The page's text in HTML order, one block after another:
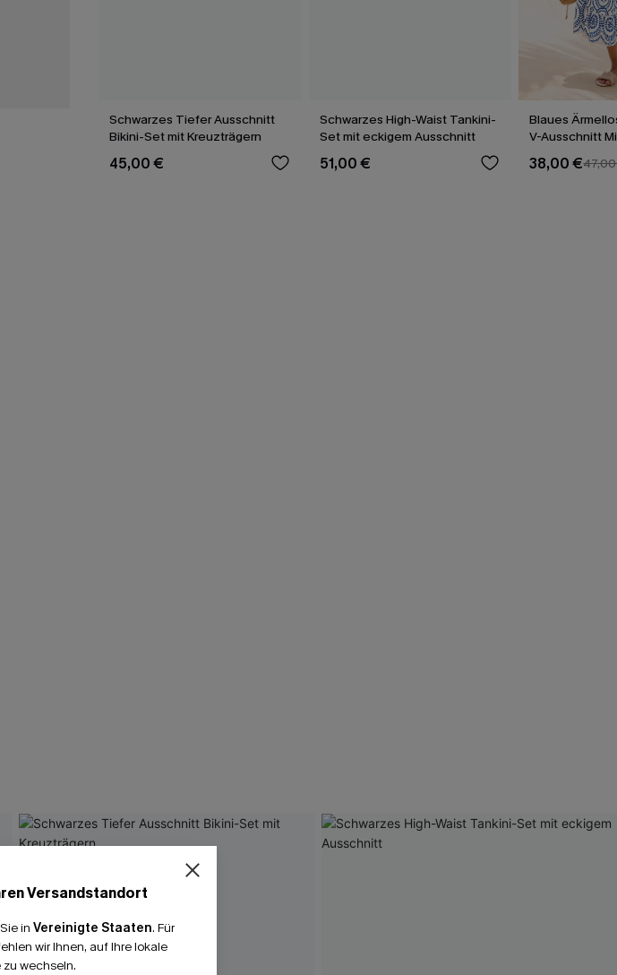
Schwarzes Tiefer Ausschnitt
Bikini-Set mit Kreuzträgern
45,00 €
Schwarzes High-Waist Tankini-
Set mit eckigem Ausschnitt
51,00 €
Blaues
V-Ausschnitt
38,00 €
Versandstandort
in Vereinigte Staaten. Für
wir Ihnen, auf Ihre lokale
wechseln.